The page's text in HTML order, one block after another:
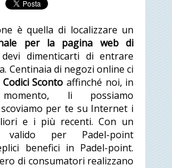
è quella di localizzare un
per la pagina web di
dimenticarti di entrare
Centinaia di negozi online ci
Codici Sconto affinché noi, in
li possiamo
per te su Internet i
e i più recenti. Con un
valido per Padel-point
benefici in Padel-point.
di consumatori realizzano